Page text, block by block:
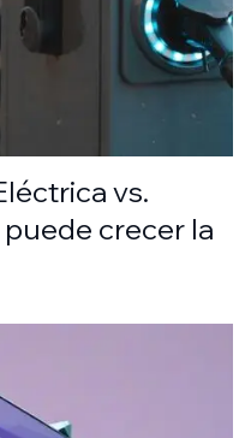
vs.
crecer la